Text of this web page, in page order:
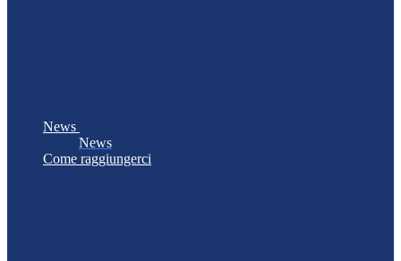
News
News
Come raggiungerci